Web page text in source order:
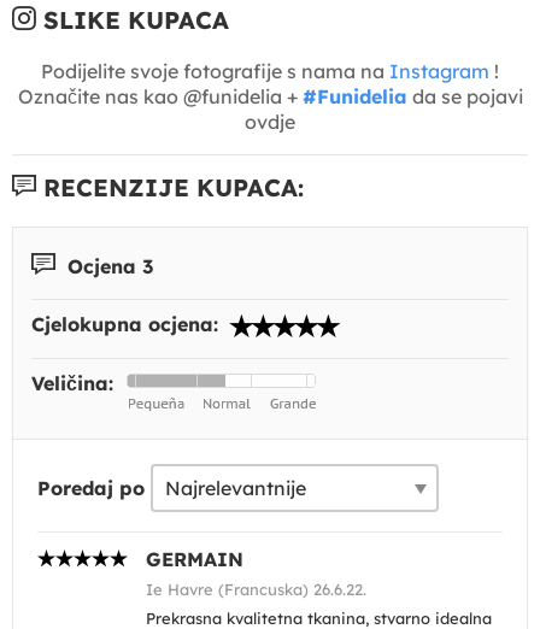
SLIKE KUPACA
Podijelite svoje fotografije s nama na Instagram !
Označite nas kao @funidelia + #Funidelia da se pojavi
ovdje
RECENZIJE KUPACA:
Ocjena 3
Cjelokupna ocjena:
Veličina:
Poredaj po
GERMAIN
Ie Havre (Francuska) 26.6.22.
Prekrasna kvalitetna tkanina, stvarno idealna